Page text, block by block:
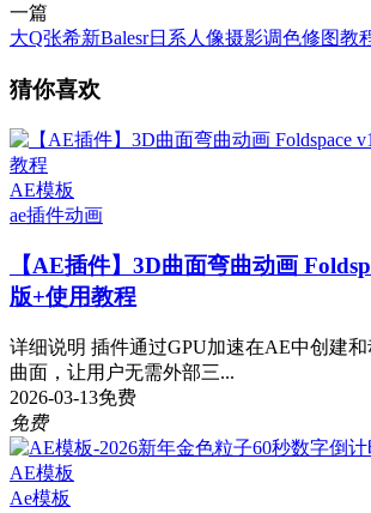
一篇
大Q张希新Balesr日系人像摄影调色修图教
猜你喜欢
AE模板
ae插件动画
【AE插件】3D曲面弯曲动画
版+使用教程
详细说明 插件通过GPU加速在AE中创建
曲面，让用户无需外部三...
2026-03-13免费
免费
AE模板
Ae模板